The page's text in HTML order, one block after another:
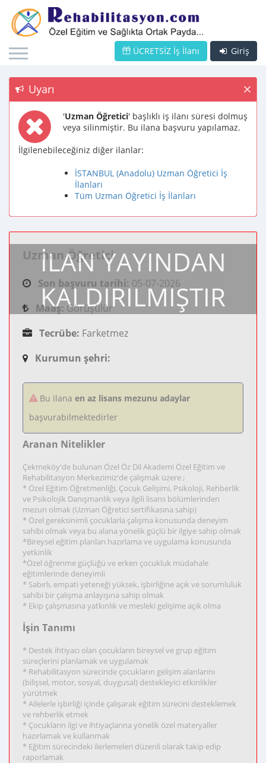
Giriş
ÜCRETSİZ İş İlanı
Uyarı
'Uzman Öğretici' başlıklı iş ilanı süresi dolmuş
veya silinmiştir. Bu ilana başvuru yapılamaz.
İlgilenebileceğiniz diğer ilanlar:
İSTANBUL (Anadolu) Uzman Öğretici İş
İlanları
Tüm Uzman Öğretici İş İlanları
İLAN YAYINDAN
KALDIRILMIŞTIR
Uzman Öğretici
Son başvuru tarihi: 05-07-2026
Maaş: Görüşülür
Tecrübe: Farketmez
Kurumun şehri:
Bu ilana en az lisans mezunu adaylar
başvurabilmektedirler
Aranan Nitelikler
Çekmeköy'de bulunan Özel Öz Dil Akademi Özel Eğitim ve
Rehabilitasyon Merkezimiz'de çalışmak üzere ;
* Özel Eğitim Öğretmenliği, Çocuk Gelişimi, Psikoloji, Rehberlik
ve Psikolojik Danışmanlık veya ilgili lisans bölümlerinden
mezun olmak (Uzman Öğretici sertifikasına sahip)
* Özel gereksinimli çocuklarla çalışma konusunda deneyim
sahibi olmak veya bu alana yönelik güçlü bir ilgiye sahip olmak
*Bireysel eğitim planları hazırlama ve uygulama konusunda
yetkinlik
*Özel öğrenme güçlüğü ve erken çocukluk müdahale
eğitimlerinde deneyimli
* Sabırlı, empati yeteneği yüksek, işbirliğine açık ve sorumluluk
sahibi bir çalışma anlayışına sahip olmak
* Ekip çalışmasına yatkınlık ve mesleki gelişime açık olma
İşin Tanımı
* Destek ihtiyacı olan çocukların bireysel ve grup eğitim
süreçlerini planlamak ve uygulamak
* Rehabilitasyon sürecinde çocukların gelişim alanlarını
(bilişsel, motor, sosyal, duygusal) destekleyici etkinlikler
yürütmek
* Ailelerle işbirliği içinde çalışarak eğitim sürecini desteklemek
ve rehberlik etmek
* Çocukların ilgi ve ihtiyaçlarına yönelik özel materyaller
hazırlamak ve kullanmak
* Eğitim sürecindeki ilerlemeleri düzenli olarak takip edip
raporlamak